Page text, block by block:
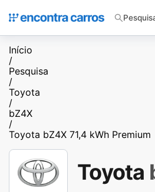
Início
/
Pesquisa
/
Toyota
/
bZ4X
/
Toyota bZ4X 71,4 kWh Premium
Toyota